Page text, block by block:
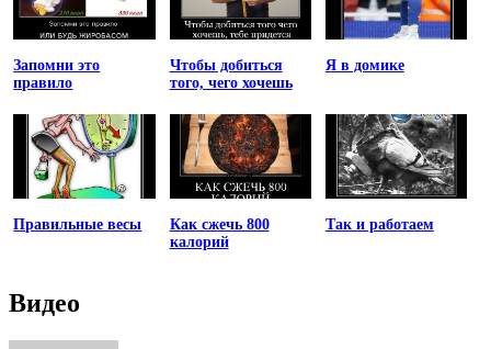
Запомни это
правило
Чтобы добиться
того, чего хочешь
Я в домике
Правильные весы
Как сжечь 800
калорий
Так и работаем
Видео